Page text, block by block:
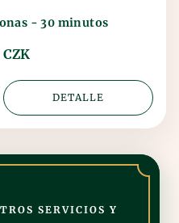
- 30 minutos
DETALLE
SERVICIOS Y